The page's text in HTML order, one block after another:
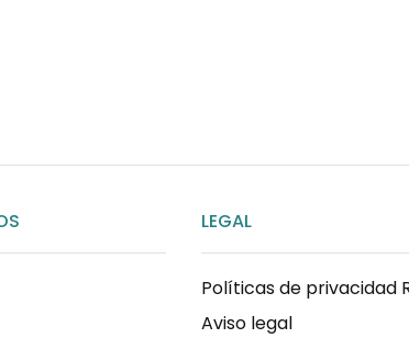
LEGAL
Políticas de privacidad
Aviso legal